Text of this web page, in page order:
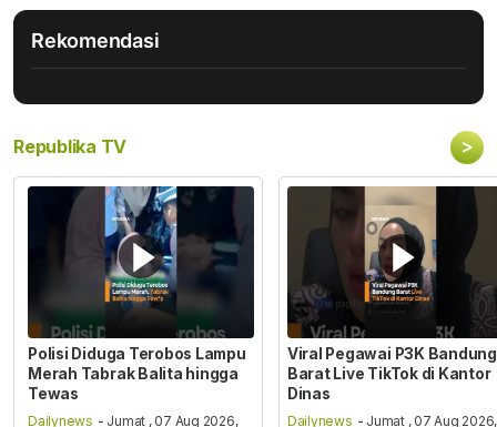
Rekomendasi
Republika TV >
Polisi Diduga Terobos Lampu
Merah Tabrak Balita hingga
Tewas
Dailynews - Jumat , 07 Aug 2026,
Viral Pegawai P3K Bandung
Barat Live TikTok di Kantor
Dinas
Dailynews - Jumat , 07 Aug 2026,